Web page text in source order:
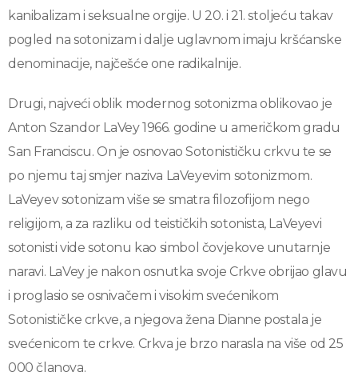
kanibalizam i seksualne orgije. U 20. i 21. stoljeću takav
pogled na sotonizam i dalje uglavnom imaju kršćanske
denominacije, najčešće one radikalnije.
Drugi, najveći oblik modernog sotonizma oblikovao je
Anton Szandor LaVey 1966. godine u američkom gradu
San Franciscu. On je osnovao Sotonističku crkvu te se
po njemu taj smjer naziva LaVeyevim sotonizmom.
LaVeyev sotonizam više se smatra filozofijom nego
religijom, a za razliku od teističkih sotonista, LaVeyevi
sotonisti vide sotonu kao simbol čovjekove unutarnje
naravi. LaVey je nakon osnutka svoje Crkve obrijao glavu
i proglasio se osnivačem i visokim svećenikom
Sotonističke crkve, a njegova žena Dianne postala je
svećenicom te crkve. Crkva je brzo narasla na više od 25
000 članova.